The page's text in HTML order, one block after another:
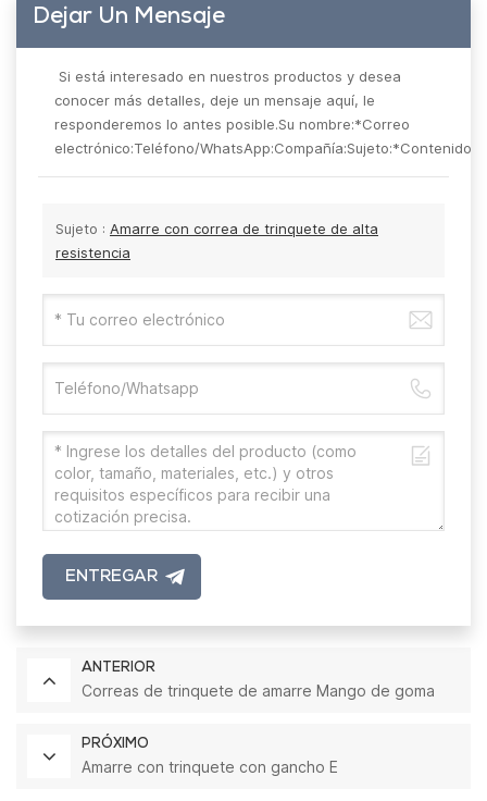
Dejar Un Mensaje
Si está interesado en nuestros productos y desea
conocer más detalles, deje un mensaje aquí, le
responderemos lo antes posible.Su nombre:*Correo
electrónico:Teléfono/WhatsApp:Compañía:Sujeto:*Contenido:
Sujeto : Amarre con correa de trinquete de alta
resistencia
ENTREGAR
ANTERIOR
Correas de trinquete de amarre Mango de goma
PRÓXIMO
Amarre con trinquete con gancho E